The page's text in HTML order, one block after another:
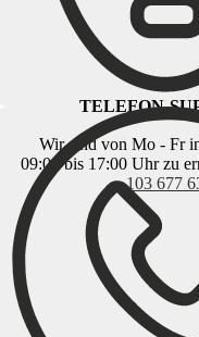
TELEFON-
Wir sind von Mo - Fr
09:00 bis 17:00 Uhr zu
103 677